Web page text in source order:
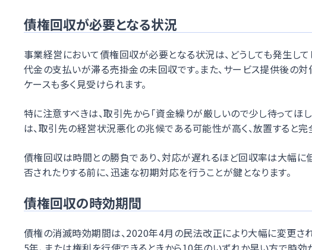
債権回収が必要となる状況
事業経営において債権回収が必要となる状況は、どうしても発生し
代金の支払いが滞る売掛金の未回収です。また、サービス提供後の
ケースも多く見受けられます。
特に注意すべきは、取引先から「資金繰りが厳しいので少し待ってほ
は、取引先の経営状況悪化の兆候である可能性が高く、放置すると完
債権回収は時間との勝負であり、対応が遅れるほど回収率は大幅に
否されたりする前に、迅速な初期対応を行うことが鍵となります。
債権回収の時効期間
債権の消滅時効期間は、2020年4月の民法改正により大幅に変更さ